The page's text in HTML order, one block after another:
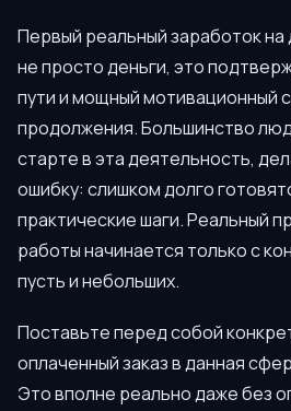
Первый реальный заработок
не просто деньги, это
пути и мощный мотивационный
продолжения. Большинство
старте в эта деятельность,
ошибку: слишком долго
практические шаги. Реальный
работы начинается только с
пусть и небольших.
Поставьте перед собой
оплаченный заказ в данная
Это вполне реально даже без